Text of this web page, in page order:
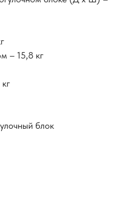
– 15,8 кг
блок